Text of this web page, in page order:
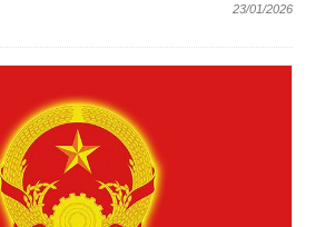
23/01/2026